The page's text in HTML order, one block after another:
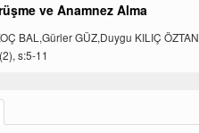
ve Anamnez Alma
BAL,Gürler GÜZ,Duygu KILIÇ ÖZTAN
s:5-11